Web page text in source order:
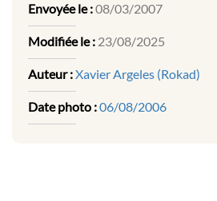
Envoyée le :08/03/2007
Modifiée le : 23/08/2025
Auteur :Xavier Argeles (Rokad)
Date photo :06/08/2006